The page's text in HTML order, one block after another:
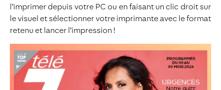
l’imprimer depuis votre PC ou en faisant un clic droit sur
le visuel et sélectionner votre imprimante avec le format
retenu et lancer l’impression !